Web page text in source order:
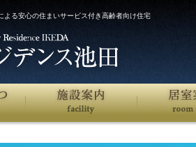
よる安心の住まいサービス付き高齢者向け住宅